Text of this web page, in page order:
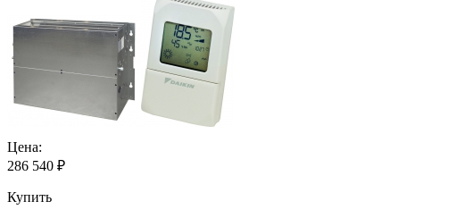
Цена:
286 540 ₽
Купить